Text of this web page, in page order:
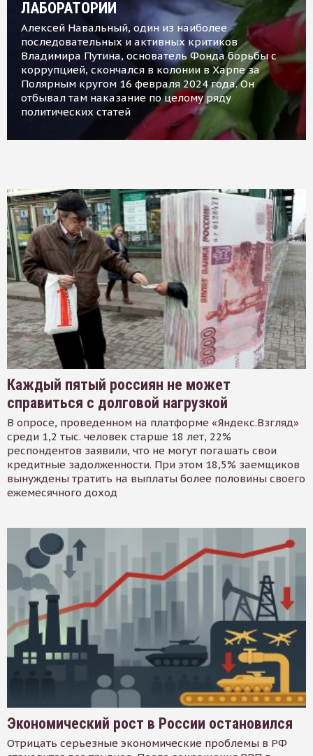
ЛАБОРАТОРИИ
Алексей Навальный, один из наиболее
последовательных и активных критиков
Владимира Путина, основатель Фонда борьбы с
коррупцией, скончался в колонии в Харпе за
Полярным кругом 16 февраля 2024 года. Он
отбывал там наказание по целому ряду
политических статей
Каждый пятый россиян не может
справиться с долговой нагрузкой
В опросе, проведенном на платформе «Яндекс.Взгляд»
среди 1,2 тыс. человек старше 18 лет, 22%
респондентов заявили, что не могут погашать свои
кредитные задолженности. При этом 18,5% заемщиков
вынуждены тратить на выплаты более половины своего
ежемесячного доход
Экономический рост в России остановился
Отрицать серьезные экономические проблемы в РФ